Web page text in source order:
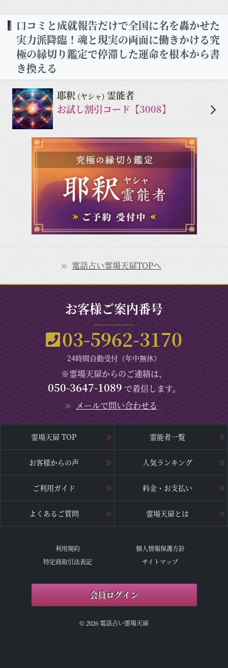
口コミと成就報告だけで全国に名を轟かせた
実力派降臨！魂と現実の両面に働きかける究
極の縁切り鑑定で停滞した運命を根本から書
き換える
耶釈 (ヤシャ) 霊能者
お試し割引コード【3008】
電話占い霊場天扉TOPへ
お客様ご案内番号
03-5962-3170
24時間自動受付（年中無休）
※霊場天扉からのご連絡は、
050-3647-1089 で着信します。
メールで問い合わせる
霊場天扉 TOP 霊能者一覧
お客様からの声 人気ランキング
ご利用ガイド 料金・お支払い
よくあるご質問 霊場天扉とは
利用規約
特定商取引法表記
個人情報保護方針
サイトマップ
会員ログイン
© 2026 電話占い霊場天扉